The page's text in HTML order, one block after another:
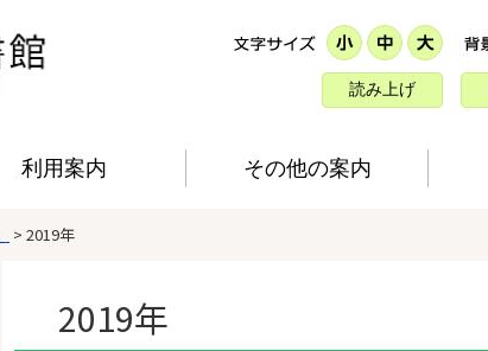
読み上げ
利用案内 その他の案内
> 2019年
2019年